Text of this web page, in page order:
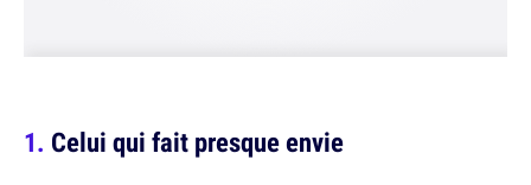
Celui qui fait presque envie